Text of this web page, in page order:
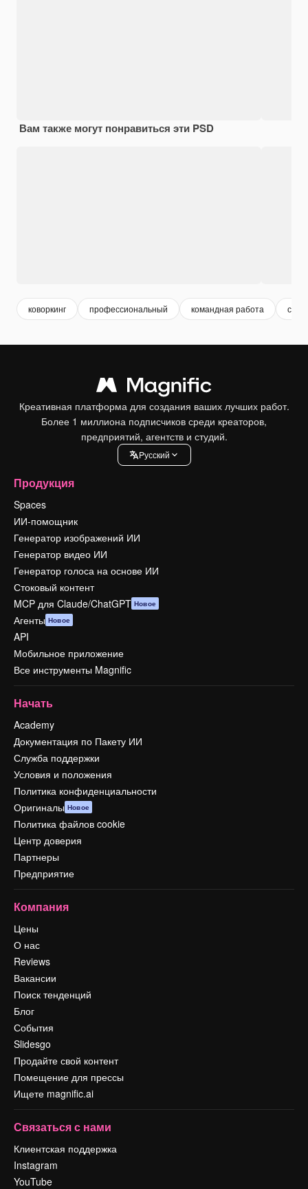
Вам также могут понравиться эти PSD
коворкинг профессиональный командная работа
Креативная платформа для создания ваших лучших работ.
Более 1 миллиона подписчиков среди креаторов,
предприятий, агентств и студий.
Pусский
Продукция
Spaces
ИИ-помощник
Генератор изображений ИИ
Генератор видео ИИ
Генератор голоса на основе ИИ
Стоковый контент
MCP для Claude/ChatGPT Новое
Агенты Новое
API
Мобильное приложение
Все инструменты Magnific
Начать
Academy
Документация по Пакету ИИ
Служба поддержки
Условия и положения
Политика конфиденциальности
Оригиналы Новое
Политика файлов cookie
Центр доверия
Партнеры
Предприятие
Компания
Цены
О нас
Reviews
Вакансии
Поиск тенденций
Блог
События
Slidesgo
Продайте свой контент
Помещение для прессы
Ищете magnific.ai
Связаться с нами
Клиентская поддержка
Instagram
YouTube